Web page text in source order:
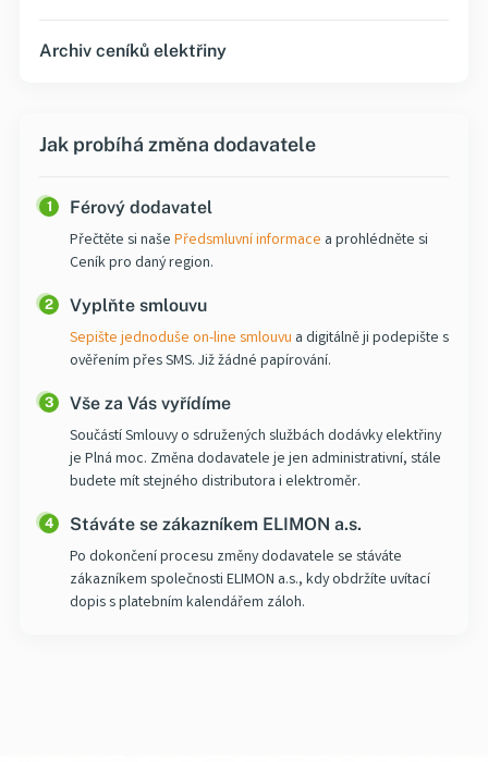
Archiv ceníků elektřiny
Jak probíhá změna dodavatele
1 Férový dodavatel
Přečtěte si naše Předsmluvní informace a prohlédněte si
Ceník pro daný region.
2 Vyplňte smlouvu
Sepište jednoduše on-line smlouvu a digitálně ji podepište s
ověřením přes SMS. Již žádné papírování.
3 Vše za Vás vyřídíme
Součástí Smlouvy o sdružených službách dodávkyelektřiny
je Plná moc. Změna dodavatele je jen administrativní, stále
budete mít stejného distributora i elektroměr.
4 Stáváte se zákazníkem ELIMON a.s.
Po dokončení procesu změny dodavatele se stáváte
zákazníkem společnosti ELIMON a.s., kdy obdržíte uvítací
dopis s platebním kalendářem záloh.